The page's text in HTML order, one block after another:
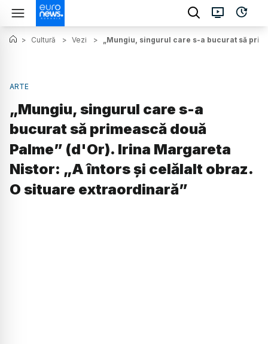
> Cultură > Vezi > „Mungiu, singurul care s-a bucurat să
ARTE
„Mungiu, singurul care s-a
bucurat să primească două
Palme” (d'Or). Irina Margareta
Nistor: „A întors și celălalt obraz.
O situare extraordinară”